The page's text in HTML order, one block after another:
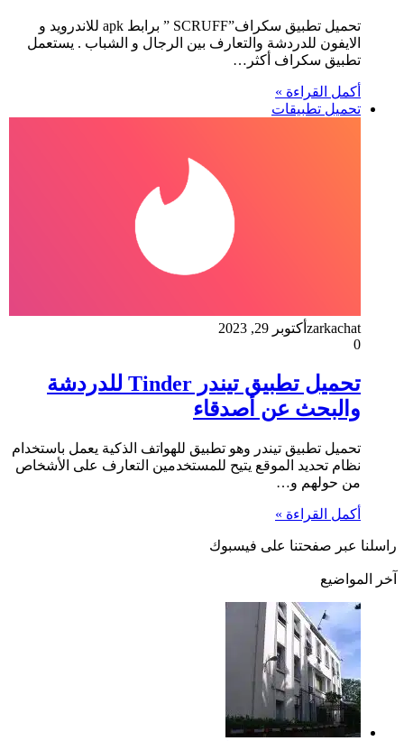
تحميل تطبيق سكراف”SCRUFF ” برابط apk للاندرويد و
الايفون للدردشة والتعارف بين الرجال و الشباب . يستعمل
تطبيق سكراف أكثر…
أكمل القراءة »
تحميل تطبيقات
zarkachat أكتوبر 29, 2023
0
تحميل تطبيق تيندر Tinder للدردشة
والبحث عن أصدقاء
تحميل تطبيق تيندر وهو تطبيق للهواتف الذكية يعمل باستخدام
نظام تحديد الموقع يتيح للمستخدمين التعارف على الأشخاص
من حولهم و…
أكمل القراءة »
راسلنا عبر صفحتنا على فيسبوك
آخر المواضيع